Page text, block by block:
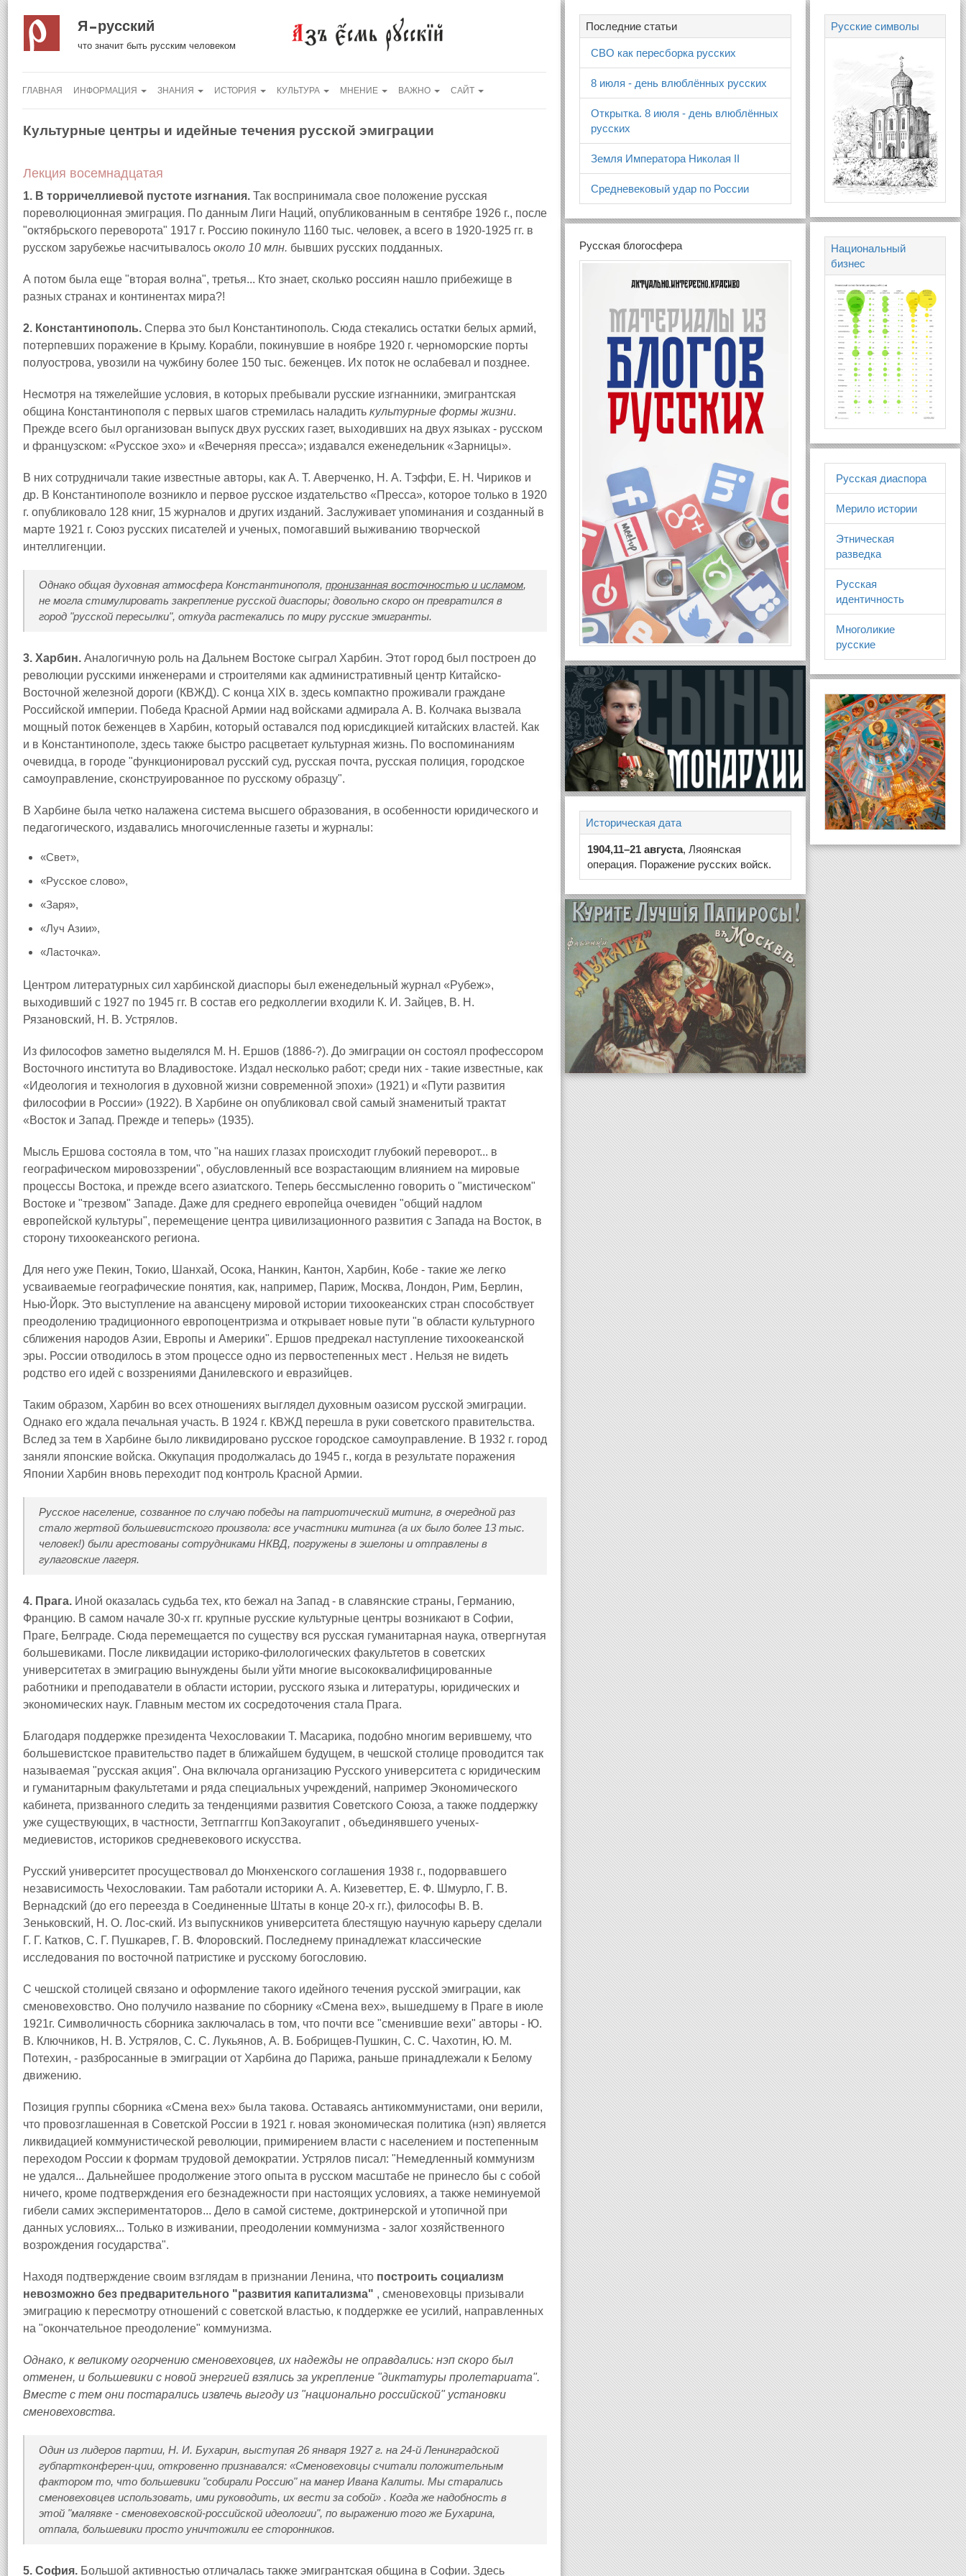
Я русский
что значит быть русским человеком
ГЛАВНАЯ ИНФОРМАЦИЯ ЗНАНИЯ ИСТОРИЯ КУЛЬТУРА МНЕНИЕ ВАЖНО САЙТ
Культурные центры и идейные течения русской эмиграции
Лекция восемнадцатая
1. В торричеллиевой пустоте изгнания. Так воспринимала свое положение русская
пореволюционная эмиграция. По данным Лиги Наций, опубликованным в сентябре 1926 г., после
"октябрьского переворота" 1917 г. Россию покинуло 1160 тыс. человек, а всего в 1920-1925 гг. в
русском зарубежье насчитывалось около 10 млн. бывших русских подданных.
А потом была еще "вторая волна", третья... Кто знает, сколько россиян нашло прибежище в
разных странах и континентах мира?!
2. Константинополь. Сперва это был Константинополь. Сюда стекались остатки белых армий,
потерпевших поражение в Крыму. Корабли, покинувшие в ноябре 1920 г. черноморские порты
полуострова, увозили на чужбину более 150 тыс. беженцев. Их поток не ослабевал и позднее.
Несмотря на тяжелейшие условия, в которых пребывали русские изгнанники, эмигрантская
община Константинополя с первых шагов стремилась наладить культурные формы жизни.
Прежде всего был организован выпуск двух русских газет, выходивших на двух языках - русском
и французском: «Русское эхо» и «Вечерняя пресса»; издавался еженедельник «Зарницы».
В них сотрудничали такие известные авторы, как А. Т. Аверченко, Н. А. Тэффи, Е. Н. Чириков и
др. В Константинополе возникло и первое русское издательство «Пресса», которое только в 1920
г. опубликовало 128 книг, 15 журналов и других изданий. Заслуживает упоминания и созданный в
марте 1921 г. Союз русских писателей и ученых, помогавший выживанию творческой
интеллигенции.
Однако общая духовная атмосфера Константинополя, пронизанная восточностью и исламом,
не могла стимулировать закрепление русской диаспоры; довольно скоро он превратился в
город "русской пересылки", откуда растекались по миру русские эмигранты.
3. Харбин. Аналогичную роль на Дальнем Востоке сыграл Харбин. Этот город был построен до
революции русскими инженерами и строителями как административный центр Китайско-
Восточной железной дороги (КВЖД). С конца XIX в. здесь компактно проживали граждане
Российской империи. Победа Красной Армии над войсками адмирала A. В. Колчака вызвала
мощный поток беженцев в Харбин, который оставался под юрисдикцией китайских властей. Как
и в Константинополе, здесь также быстро расцветает культурная жизнь. По воспоминаниям
очевидца, в городе "функционировал русский суд, русская почта, русская полиция, городское
самоуправление, сконструированное по русскому образцу".
В Харбине была четко налажена система высшего образования, в особенности юридического и
педагогического, издавались многочисленные газеты и журналы:
«Свет»,
«Русское слово»,
«Заря»,
«Луч Азии»,
«Ласточка».
Центром литературных сил харбинской диаспоры был еженедельный журнал «Рубеж»,
выходивший с 1927 по 1945 гг. В состав его редколлегии входили К. И. Зайцев, B. Н.
Рязановский, Н. В. Устрялов.
Из философов заметно выделялся М. Н. Ершов (1886-?). До эмиграции он состоял профессором
Восточного института во Владивостоке. Издал несколько работ; среди них - такие известные, как
«Идеология и технология в духовной жизни современной эпохи» (1921) и «Пути развития
философии в России» (1922). В Харбине он опубликовал свой самый знаменитый трактат
«Восток и Запад. Прежде и теперь» (1935).
Мысль Ершова состояла в том, что "на наших глазах происходит глубокий переворот... в
географическом мировоззрении", обусловленный все возрастающим влиянием на мировые
процессы Востока, и прежде всего азиатского. Теперь бессмысленно говорить о "мистическом"
Востоке и "трезвом" Западе. Даже для среднего европейца очевиден "общий надлом
европейской культуры", перемещение центра цивилизационного развития с Запада на Восток, в
сторону тихоокеанского региона.
Для него уже Пекин, Токио, Шанхай, Осока, Нанкин, Кантон, Харбин, Кобе - такие же легко
усваиваемые географические понятия, как, например, Париж, Москва, Лондон, Рим, Берлин,
Нью-Йорк. Это выступление на авансцену мировой истории тихоокеанских стран способствует
преодолению традиционного европоцентризма и открывает новые пути "в области культурного
сближения народов Азии, Европы и Америки". Ершов предрекал наступление тихоокеанской
эры. России отводилось в этом процессе одно из первостепенных мест . Нельзя не видеть
родство его идей с воззрениями Данилевского и евразийцев.
Таким образом, Харбин во всех отношениях выглядел духовным оазисом русской эмиграции.
Однако его ждала печальная участь. В 1924 г. КВЖД перешла в руки советского правительства.
Вслед за тем в Харбине было ликвидировано русское городское самоуправление. В 1932 г. город
заняли японские войска. Оккупация продолжалась до 1945 г., когда в результате поражения
Японии Харбин вновь переходит под контроль Красной Армии.
Русское население, созванное по случаю победы на патриотический митинг, в очередной раз
стало жертвой большевистского произвола: все участники митинга (а их было более 13 тыс.
человек!) были арестованы сотрудниками НКВД, погружены в эшелоны и отправлены в
гулаговские лагеря.
4. Прага. Иной оказалась судьба тех, кто бежал на Запад - в славянские страны, Германию,
Францию. В самом начале 30-х гг. крупные русские культурные центры возникают в Софии,
Праге, Белграде. Сюда перемещается по существу вся русская гуманитарная наука, отвергнутая
большевиками. После ликвидации историко-филологических факультетов в советских
университетах в эмиграцию вынуждены были уйти многие высококвалифицированные
работники и преподаватели в области истории, русского языка и литературы, юридических и
экономических наук. Главным местом их сосредоточения стала Прага.
Благодаря поддержке президента Чехословакии Т. Масарика, подобно многим верившему, что
большевистское правительство падет в ближайшем будущем, в чешской столице проводится так
называемая "русская акция". Она включала организацию Русского университета с юридическим
и гуманитарным факультетами и ряда специальных учреждений, например Экономического
кабинета, призванного следить за тенденциями развития Советского Союза, а также поддержку
уже существующих, в частности, Зетгпагггш КопЗакоугапит , объединявшего ученых-
медиевистов, историков средневекового искусства.
Русский университет просуществовал до Мюнхенского соглашения 1938 г., подорвавшего
независимость Чехословакии. Там работали историки А. А. Кизеветтер, Е. Ф. Шмурло, Г. В.
Вернадский (до его переезда в Соединенные Штаты в конце 20-х гг.), философы В. В.
Зеньковский, Н. О. Лос-ский. Из выпускников университета блестящую научную карьеру сделали
Г. Г. Катков, С. Г. Пушкарев, Г. В. Флоровский. Последнему принадлежат классические
исследования по восточной патристике и русскому богословию.
С чешской столицей связано и оформление такого идейного течения русской эмиграции, как
сменовеховство. Оно получило название по сборнику «Смена вех», вышедшему в Праге в июле
1921г. Символичность сборника заключалась в том, что почти все "сменившие вехи" авторы - Ю.
В. Ключников, Н. В. Устрялов, С. С. Лукьянов, А. В. Бобрищев-Пушкин, С. С. Чахотин, Ю. М.
Потехин, - разбросанные в эмиграции от Харбина до Парижа, раньше принадлежали к Белому
движению.
Позиция группы сборника «Смена вех» была такова. Оставаясь антикоммунистами, они верили,
что провозглашенная в Советской России в 1921 г. новая экономическая политика (нэп) является
ликвидацией коммунистической революции, примирением власти с населением и постепенным
переходом России к формам трудовой демократии. Устрялов писал: "Немедленный коммунизм
не удался... Дальнейшее продолжение этого опыта в русском масштабе не принесло бы с собой
ничего, кроме подтверждения его безнадежности при настоящих условиях, а также неминуемой
гибели самих экспериментаторов... Дело в самой системе, доктринерской и утопичной при
данных условиях... Только в изживании, преодолении коммунизма - залог хозяйственного
возрождения государства".
Находя подтверждение своим взглядам в признании Ленина, что построить социализм
невозможно без предварительного "развития капитализма" , сменовеховцы призывали
эмиграцию к пересмотру отношений с советской властью, к поддержке ее усилий, направленных
на "окончательное преодоление" коммунизма.
Однако, к великому огорчению сменовеховцев, их надежды не оправдались: нэп скоро был
отменен, и большевики с новой энергией взялись за укрепление "диктатуры пролетариата".
Вместе с тем они постарались извлечь выгоду из "национально российской" установки
сменовеховства.
Один из лидеров партии, Н. И. Бухарин, выступая 26 января 1927 г. на 24-й Ленинградской
губпартконферен-ции, откровенно признавался: «Сменовеховцы считали положительным
фактором то, что большевики "собирали Россию" на манер Ивана Калиты. Мы старались
сменовеховцев использовать, ими руководить, их вести за собой» . Когда же надобность в
этой "малявке - сменовеховской-российской идеологии", по выражению того же Бухарина,
отпала, большевики просто уничтожили ее сторонников.
5. София. Большой активностью отличалась также эмигрантская община в Софии. Здесь
Последние статьи
СВО как пересборка русских
8 июля - день влюблённых русских
Открытка. 8 июля - день влюблённых
русских
Земля Императора Николая II
Средневековый удар по России
Русская блогосфера
Историческая дата
1904,11–21 августа, Ляоянская
операция. Поражение русских войск.
Русские символы
Национальный
бизнес
Русская диаспора
Мерило истории
Этническая
разведка
Русская
идентичность
Многоликие
русские